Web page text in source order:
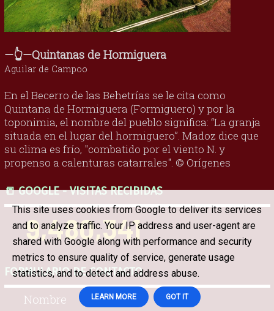
—👆—Quintanas de Hormiguera
Aguilar de Campoo
En el Becerro de las Behetrías se le cita como
Quintana de Hormiguera (Formiguero) y por la
toponimia, el nombre del pueblo significa: “La granja
situada en el lugar del hormiguero”. Madoz dice que
su clima es frío, "combatido por el viento N. y
propenso a calenturas catarrales". © Orígenes
📒 GOOGLE - VISITAS RECIBIDAS
9,480,341
FORMULARIO DE CONTACTO
Nombre
This site uses cookies from Google to deliver its services
and to analyze traffic. Your IP address and user-agent are
shared with Google along with performance and security
metrics to ensure quality of service, generate usage
statistics, and to detect and address abuse.
LEARN MORE GOT IT